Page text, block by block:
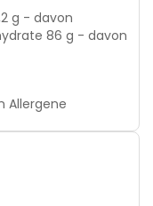
g - davon
86 g - davon
Allergene